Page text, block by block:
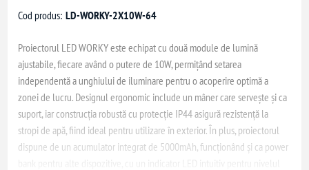
Cod produs: LD-WORKY-2X10W-64
Proiectorul LED WORKY este echipat cu două module de lumină
ajustabile, fiecare având o putere de 10W, permițând setarea
independentă a unghiului de iluminare pentru o acoperire optimă a
zonei de lucru. Designul ergonomic include un mâner care servește și ca
suport, iar construcția robustă cu protecție IP44 asigură rezistență la
stropi de apă, fiind ideal pentru utilizare în exterior. În plus, proiectorul
dispune de un acumulator integrat de 5000mAh, funcționând și ca power